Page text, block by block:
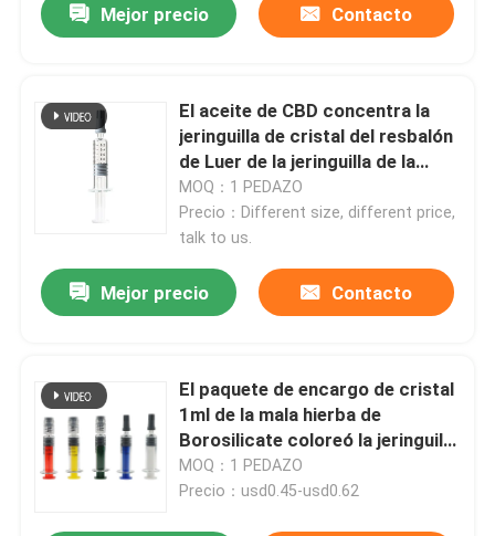
Mejor precio Contacto
El aceite de CBD concentra la
jeringuilla de cristal del resbalón
de Luer de la jeringuilla de la
cerradura de Luer
MOQ：1 PEDAZO
Precio：Different size, different price,
talk to us.
Mejor precio Contacto
El paquete de encargo de cristal
1ml de la mala hierba de
Borosilicate coloreó la jeringuilla
de la cerradura de Luer para el
aceite del concentrado
MOQ：1 PEDAZO
Precio：usd0.45-usd0.62